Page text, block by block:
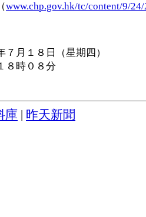
www.chp.gov.hk/tc/content/9/
７月１８日（星期四）
８時０８分
庫 昨天新聞